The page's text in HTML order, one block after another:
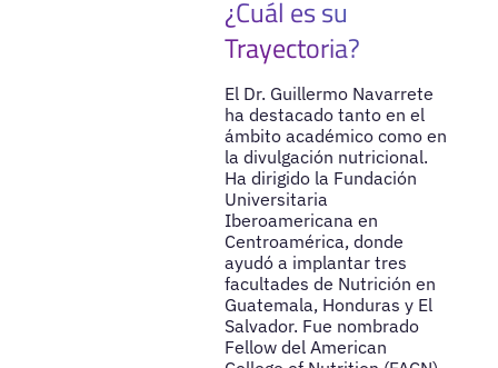
¿Cuál es su
Trayectoria?
El Dr. Guillermo Navarrete
ha destacado tanto en el
ámbito académico como en
la divulgación nutricional.
Ha dirigido la Fundación
Universitaria
Iberoamericana en
Centroamérica, donde
ayudó a implantar tres
facultades de Nutrición en
Guatemala, Honduras y El
Salvador. Fue nombrado
Fellow del American